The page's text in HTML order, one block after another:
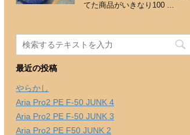
てた商品がいきなり100 ...
最近の投稿
やらかし
Aria Pro2 PE F-50 JUNK 4
Aria Pro2 PE F-50 JUNK 3
Aria Pro2 PE F50 JUNK 2